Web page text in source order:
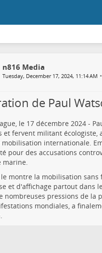
n816 Media
Tuesday, December 17, 2024, 11:14 AM •
de Paul
le 17 décembre 2024 -
et fervent militant écologiste,
mobilisation internationale.
pour des accusations
marine.
le montre la mobilisation
et d'affichage partout dans
nombreuses pressions de la
mondiales, a